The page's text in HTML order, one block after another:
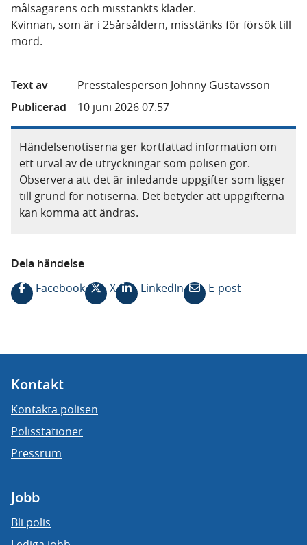
målsägarens och misstänkts kläder.
Kvinnan, som är i 25årsåldern, misstänks för försök till
mord.
Text av
Presstalesperson Johnny Gustavsson
Publicerad
10 juni 2026 07.57
Händelsenotiserna ger kortfattad information om
ett urval av de utryckningar som polisen gör.
Observera att det är inledande uppgifter som ligger
till grund för notiserna. Det betyder att uppgifterna
kan komma att ändras.
Dela händelse
Facebook
X LinkedIn E-post
Kontakt
Kontakta polisen
Polisstationer
Pressrum
Jobb
Bli polis